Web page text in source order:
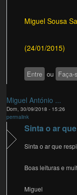
Miguel Sousa
(24/01/2015)
Entre ou Faça-
Miguel António ...
Dom, 30/09/2018 - 15:26
permalink
Sinta o ar
Sinta o ar que
Boas leituras e
Miguel